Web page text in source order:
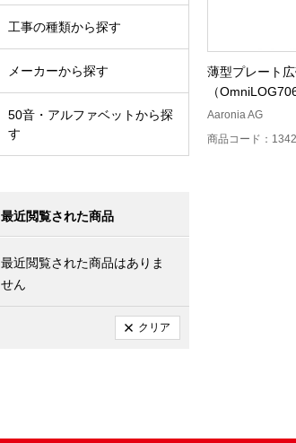
工事の種類から探す
メーカーから探す
50音・アルファベットから探
す
最近閲覧された商品
最近閲覧された商品はありま
せん
クリア
薄型プレート
（
Aaronia AG
商品コード：